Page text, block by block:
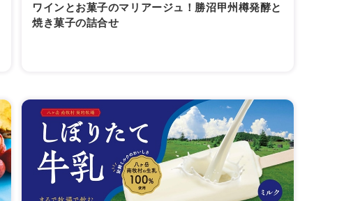
ワインとお菓子のマリアージュ！勝沼甲州樽発酵と
焼き菓子の詰合せ